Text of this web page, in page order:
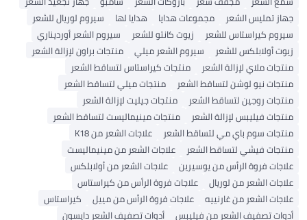
جهاز تمليس الشعر
مجموعات هدايا هدايا لها
سيروم لوريال للشعر
سيروم كيراستاس للشعر
زيوت كانتو للشعر
سيروم الشعر أورديناري
زيوت أولابلكس للشعر
سيروم الشعر ميلي
منتجات براون لإزالة الشعر
منتجات ملاي لإزالة الشعر
منتجات كيراستاس لتساقط الشعر
منتجات نيو لوشن لتساقط الشعر
منتجات ميلي لتساقط الشعر
منتجات روجين لتساقط الشعر
منتجات جيليت لإزالة الشعر
منتجات فيليبس لإزالة الشعر
منتجات مينيماليست لتساقط الشعر
منتجات سوم باي مي لتساقط الشعر
علاجات الشعر من K18
منتجات فيشي لتساقط الشعر
علاجات الشعر من مينيماليست
علاجات فروة الرأس من يوسيرين
علاجات الشعر من أولابلكس
علاجات الشعر من لوريال
علاجات فروة الرأس من كيراستاس
علاجات الشعر من غارنييه
علاجات فروة الرأس من مييل
كيراستاس
أدوات تصفيف الشعر من فيليبس
أدوات تصفيف الشعر دايسون